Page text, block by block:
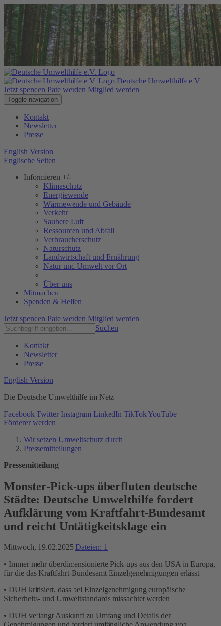
Deutsche Umwelthilfe e.V.
Jetzt spenden Pate werden Mitglied werden
Toggle navigation
Kontakt
Newsletter
Presse
English Version
Englische Seiten
Informieren +/-
Klimaschutz
Energiewende
Wärmewende und Gebäude
Verkehr
Saubere Luft
Ressourcen und Abfall
Verbraucherschutz
Naturschutz
Landwirtschaft und Ernährung
Natur und Umwelt vor Ort
Über uns
Mitmachen
Spenden & Helfen
Jetzt spenden Pate werden Mitglied werden
Suchen
Kontakt
Newsletter
Presse
English Version
Die Deutsche Umwelthilfe im Netz
Facebook Twitter Instagram LinkedIn TikTok YouTube
Förderer werden
Wir setzen Umweltschutz durch
Pressemitteilungen
Pressemitteilung
Monster-Pick-ups überfluten deutsche
Städte: Deutsche Umwelthilfe fordert
Aufklärung vom Kraftfahrt-Bundesamt
und reicht Untätigkeitsklage ein
Mittwoch, 19.02.2025 Dateien: 1
• Immer mehr überdimensionierte Pick-ups aus den USA in Europa,
für die das Kraftfahrt-Bundesamt Einzelgenehmigungen erlässt
• DUH kritisiert, dass bei Einzelgenehmigung europäische
Sicherheits- und Umweltstandards missachtet werden
• DUH verlangt Auskunft zu Umfang und Details der
Genehmigungen und fordert umfängliche Anwendung von